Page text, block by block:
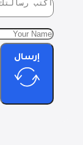
إرسال